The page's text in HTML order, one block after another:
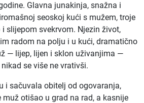
Glavna junakinja, snažna i
seoskoj kući s mužem, troje
slijepom svekrvom. Njezin život,
radom na polju i u kući, dramatično
— lijep, lijen i sklon uživanjima —
se više ne vrativši.
i sačuvala obitelj od ogovaranja,
otišao u grad na rad, a kasnije